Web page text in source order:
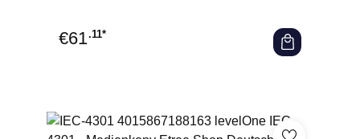
€61.11*